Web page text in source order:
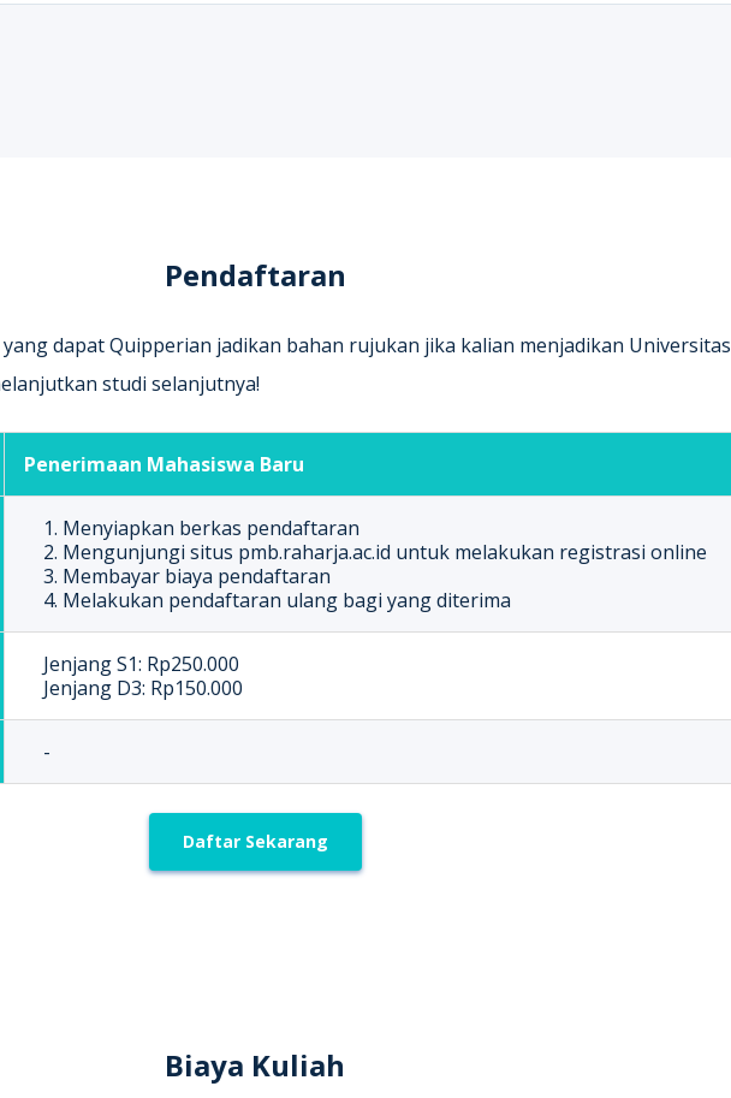
Pendaftaran
dapat Quipperian jadikan bahan rujukan jika kalian menjadikan Universitas
studi selanjutnya!
Penerimaan Mahasiswa Baru
1. Menyiapkan berkas pendaftaran
2. Mengunjungi situs pmb.raharja.ac.id untuk melakukan registrasi online
3. Membayar biaya pendaftaran
4. Melakukan pendaftaran ulang bagi yang diterima
Jenjang S1: Rp250.000
Jenjang D3: Rp150.000
-
Daftar Sekarang
Biaya Kuliah